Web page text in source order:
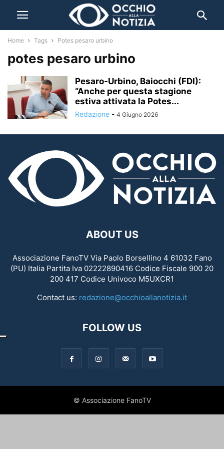
Home Tags Potes pesaro urbino
potes pesaro urbino
Pesaro-Urbino, Baiocchi (FDI):
“Anche per questa stagione
estiva attivata la Potes...
Redazione - 4 Giugno 2026
ABOUT US
Associazione FanoTV Via Paolo Borsellino 4 61032 Fano
(PU) Italia Partita Iva 02222890416 Codice Fiscale 900 20
200 417 Codice Univoco M5UXCR1
Contact us: redazione@occhioallanotizia.it
FOLLOW US
© Associazione FanoTV